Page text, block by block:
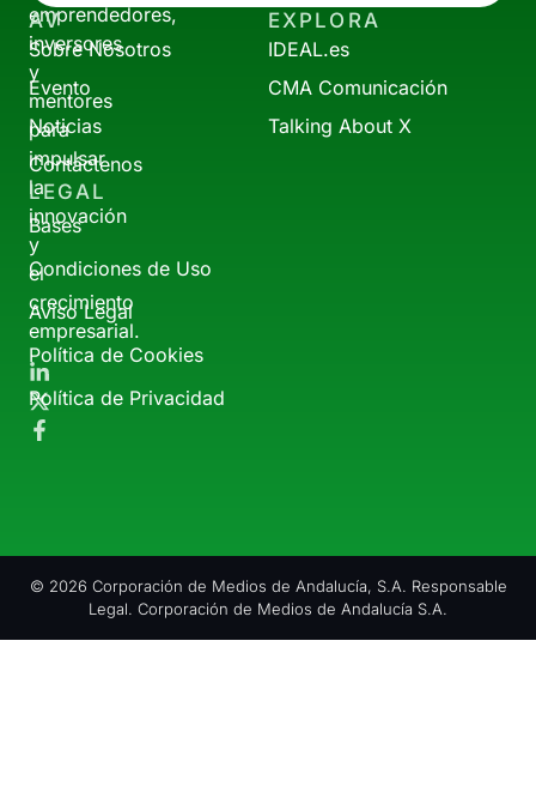
emprendedores,
inversores
y
mentores
para
impulsar
la
innovación
y
el
crecimiento
empresarial.
AV
Sobre Nosotros
Evento
Noticias
Contáctenos
EXPLORA
IDEAL.es
CMA Comunicación
Talking About X
LEGAL
Bases
Condiciones de Uso
Aviso Legal
Política de Cookies
Política de Privacidad
© 2026 Corporación de Medios de Andalucía, S.A. Responsable
Legal. Corporación de Medios de Andalucía S.A.